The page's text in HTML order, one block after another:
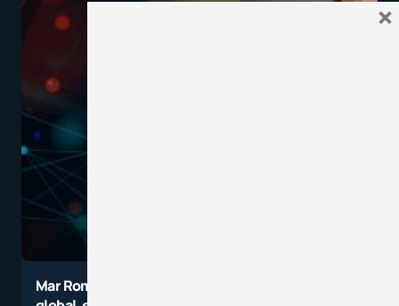
Mar Romera: El objetivo es cambiar el enfoque
×